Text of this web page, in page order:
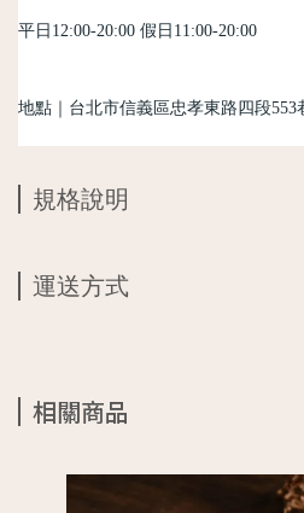
平日12:00-20:00 假日11:00-20:00
地點｜台北市信義區忠孝東路四段553
規格說明
運送方式
相關商品